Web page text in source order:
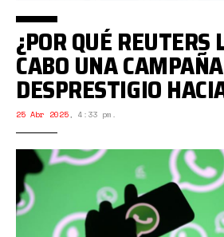
¿POR QUÉ REUTERS
CABO UNA
DESPRESTIGIO
25 Abr 2025, 4:33 pm.